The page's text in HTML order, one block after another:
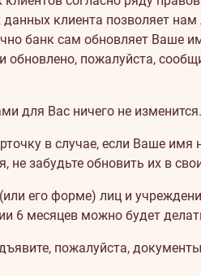
клиента позволяет
банк сам обновляет Ваше
пожалуйста,
для Вас ничего не изменится.
в случае, если Ваше имя
не забудьте обновить их в
его форме) лиц и
6 месяцев можно будет
пожалуйста,